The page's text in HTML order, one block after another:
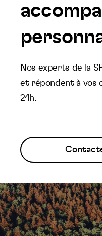
Nos experts de la
et répondent à vos
24h.